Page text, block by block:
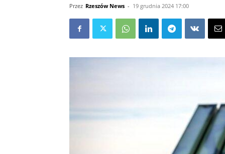
Przez Rzeszów News - 19 grudnia 2024 17:00